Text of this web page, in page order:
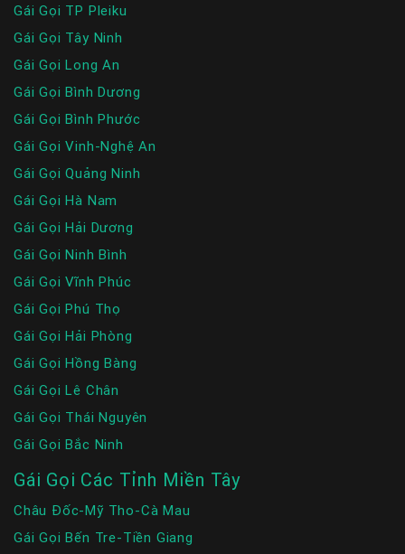
Gái Gọi TP Pleiku
Gái Gọi Tây Ninh
Gái Gọi Long An
Gái Gọi Bình Dương
Gái Gọi Bình Phước
Gái Gọi Vinh-Nghệ An
Gái Gọi Quảng Ninh
Gái Gọi Hà Nam
Gái Gọi Hải Dương
Gái Gọi Ninh Bình
Gái Gọi Vĩnh Phúc
Gái Gọi Phú Thọ
Gái Gọi Hải Phòng
Gái Gọi Hồng Bàng
Gái Gọi Lê Chân
Gái Gọi Thái Nguyên
Gái Gọi Bắc Ninh
Gái Gọi Các Tỉnh Miền Tây
Châu Đốc-Mỹ Tho-Cà Mau
Gái Gọi Bến Tre-Tiền Giang